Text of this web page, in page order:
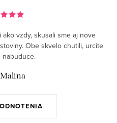
vzdy, skusali sme aj nove
Obe skvelo chutili, urcite
nabuduce.
Malina